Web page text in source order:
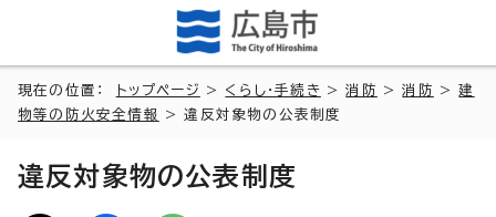
現在の位置： トップページ > くらし・手続き >消防 >消防 >建
物等の防火安全情報
> 違反対象物の公表制度
違反対象物の公表制度